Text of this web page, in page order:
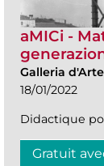
aMICi -
Galleria
18/01/2022
Didactique
Gratuit